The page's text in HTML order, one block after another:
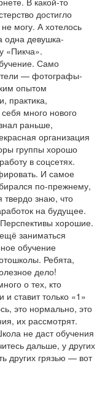
достигло
могу. А хотелось
одна девушка-
«Пикча».
Само
— фотографы-
опытом
практика,
много нового
раньше,
организация
группы хорошо
в соцсетях.
И самое
по-прежнему,
знаю, что
на будущее.
хорошие.
заниматься
обучение
Ребята,
дело!
о тех, кто
ставит только «1»
это нормально, это
их рассмотрят.
не даст обучения
дальше, у других
других грязью — вот